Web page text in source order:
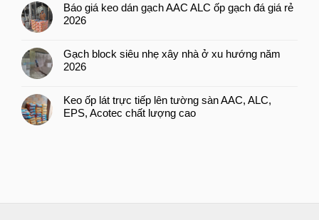
Báo giá keo dán gạch AAC ALC ốp gạch đá giá rẻ
2026
Gạch block siêu nhẹ xây nhà ở xu hướng năm
2026
Keo ốp lát trực tiếp lên tường sàn AAC, ALC,
EPS, Acotec chất lượng cao